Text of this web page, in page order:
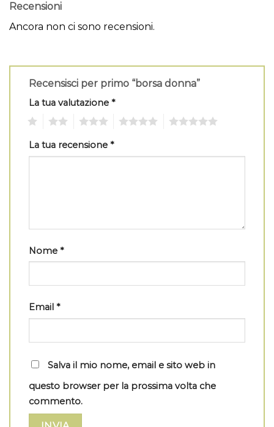
Recensioni
Ancora non ci sono recensioni.
Recensisci per primo “borsa donna”
La tua valutazione *
La tua recensione *
Nome *
Email *
Salva il mio nome, email e sito web in
questo browser per la prossima volta che
commento.